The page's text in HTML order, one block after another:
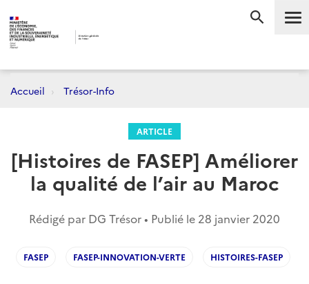
Accueil Trésor-Info
ARTICLE
[Histoires de FASEP] Améliorer
la qualité de l’air au Maroc
Rédigé par DG Trésor • Publié le 28 janvier 2020
FASEP FASEP-INNOVATION-VERTE HISTOIRES-FASEP